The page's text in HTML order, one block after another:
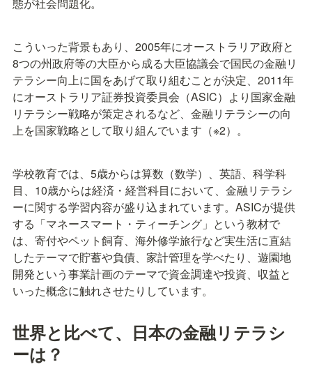
こういった背景もあり、2005年にオーストラリア政府と
8つの州政府等の大臣から成る大臣協議会で国民の金融リ
テラシー向上に国をあげて取り組むことが決定、2011年
にオーストラリア証券投資委員会（ASIC）より国家金融
リテラシー戦略が策定されるなど、金融リテラシーの向
上を国家戦略として取り組んでいます（※2）。
学校教育では、5歳からは算数（数学）、英語、科学科
目、10歳からは経済・経営科目において、金融リテラシ
ーに関する学習内容が盛り込まれています。ASICが提供
する「マネースマート・ティーチング」という教材で
は、寄付やペット飼育、海外修学旅行など実生活に直結
したテーマで貯蓄や負債、家計管理を学べたり、遊園地
開発という事業計画のテーマで資金調達や投資、収益と
いった概念に触れさせたりしています。
世界と比べて、日本の金融リテラシ
ーは？